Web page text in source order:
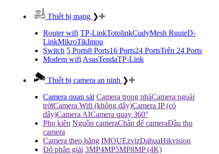
Thiết bị mạng ❯✛
Router wifi TP-LinkTotolinkCudyMesh RuuieD-
LinkMikroTikImou
Switch 5 Ports8 Ports16 Ports24 PortsTrên 24 Ports
Modem wifi AsusTendaTP-Link
Thiết bị camera an ninh ❯✛
Camera quan sát Camera trong nhàCamera ngoài
trờiCamera Wifi (không dây)Camera IP (có
dây)Camera AICamera quay 360°
Phụ kiên Nguồn cameraChân đế cameraĐầu thu
camera
Camera theo hãng IMOUEzvizDahuaHikvision
Đô phân giải 3MP4MP5MP8MP (4K)